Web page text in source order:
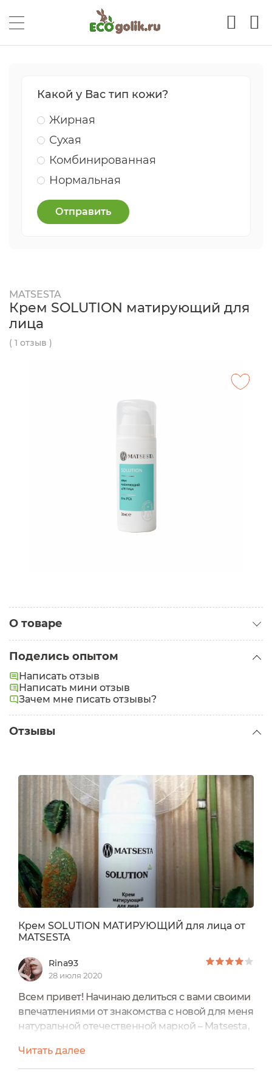
Какой у Вас тип кожи?
Жирная
Сухая
Комбинированная
Нормальная
Отправить
MATSESTA
Крем SOLUTION матирующий для
лица
( 1 отзыв )
О товаре
Поделись опытом
Написать отзыв
Написать мини отзыв
Зачем мне писать отзывы?
Отзывы
Крем SOLUTION МАТИРУЮЩИЙ для лица от
MATSESTA
Rina93
28 июля 2020
Всем привет! Начинаю делиться с вами своими
впечатлениями от знакомства с новой для меня
натуральной отечественной маркой – Matsesta,
тестирование благодаря порталу .Всего мне
довелось опробовать 3 средства:- пенка для
Читать далее